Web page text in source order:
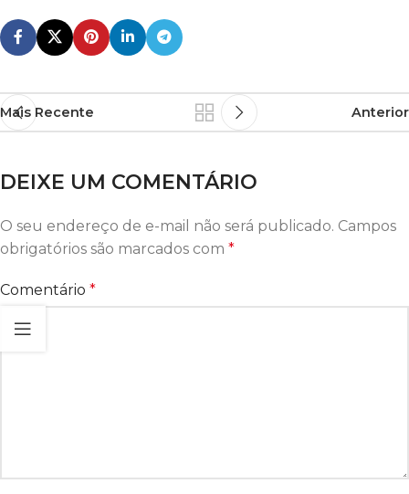
Mais Recente Anterior
DEIXE UM COMENTÁRIO
O seu endereço de e-mail não será publicado. Campos
obrigatórios são marcados com *
Comentário *